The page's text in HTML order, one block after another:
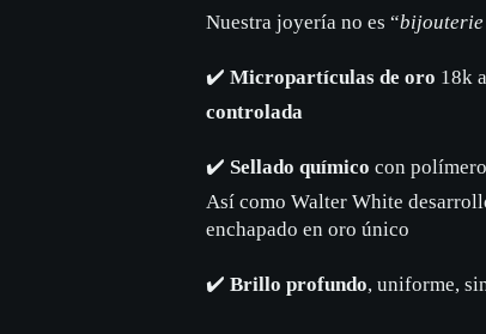
Nuestra joyería no es “
✔️ Micropartículas de oro 18k
controlada
✔️ Sellado químico con
Así como Walter White
enchapado en oro único
✔️ Brillo profundo, uniforme,